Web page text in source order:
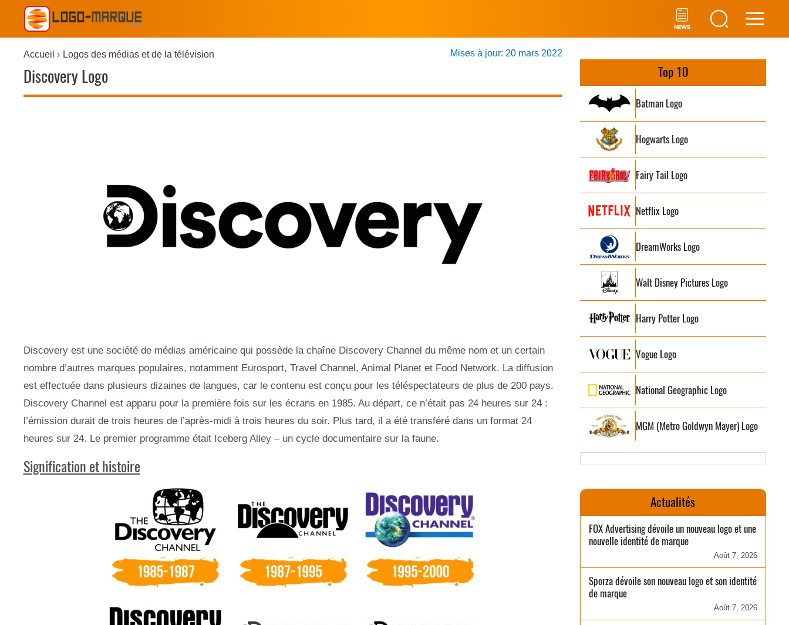
Accueil Logos des médias et de la télévision
Discovery Logo
Mises à jour: 20 mars 2022
Discovery est une société de médias américaine qui possède la chaîne Discovery Channel du même nom et un certain
nombre d’autres marques populaires, notamment Eurosport, Travel Channel, Animal Planet et Food Network. La diffusion
est effectuée dans plusieurs dizaines de langues, car le contenu est conçu pour les téléspectateurs de plus de 200 pays.
Discovery Channel est apparu pour la première fois sur les écrans en 1985. Au départ, ce n’était pas 24 heures sur 24 :
l’émission durait de trois heures de l’après-midi à trois heures du soir. Plus tard, il a été transféré dans un format 24
heures sur 24. Le premier programme était Iceberg Alley – un cycle documentaire sur la faune.
Signification et histoire
Top 10
Batman Logo
Hogwarts Logo
Fairy Tail Logo
Netflix Logo
DreamWorks Logo
Walt Disney Pictures Logo
Harry Potter Logo
Vogue Logo
National Geographic Logo
MGM (Metro Goldwyn Mayer) Logo
Actualités
FOX Advertising dévoile un nouveau logo et une
nouvelle identité de marque
Août 7, 2026
Sporza dévoile son nouveau logo et son identité
de marque
Août 7, 2026